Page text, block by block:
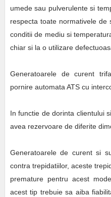
umede sau pulverulente si
respecta toate normativele
conditii de mediu si
chiar si la o utilizare
Generatoarele de curent
pornire automata ATS cu
In functie de dorinta clientului
avea rezervoare de diferite
Generatoarele de curent si
contra trepidatiilor, aceste
premature pentru acest
acest tip trebuie sa aiba